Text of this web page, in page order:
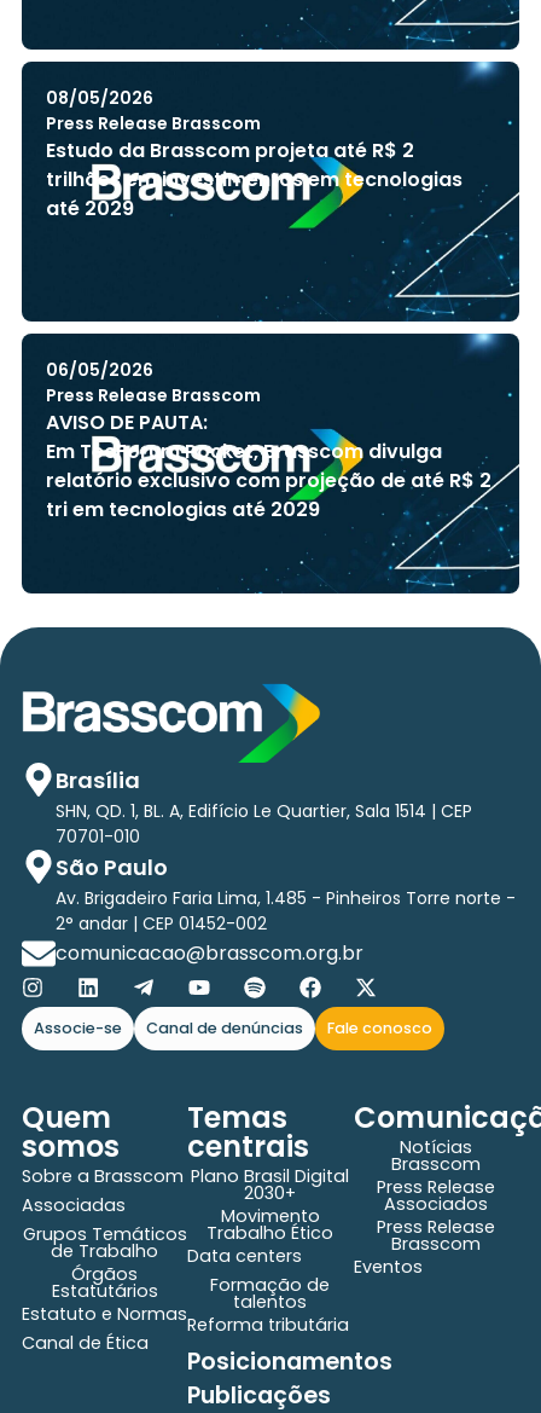
08/05/2026
Press Release Brasscom
Estudo da Brasscom projeta até R$ 2
trilhões em investimentos em tecnologias
até 2029
06/05/2026
Press Release Brasscom
AVISO DE PAUTA:
Em TecForum Pocket, Brasscom divulga
relatório exclusivo com projeção de até R$ 2
tri em tecnologias até 2029
Brasília
SHN, QD. 1, BL. A, Edifício Le Quartier, Sala 1514 | CEP
70701-010
São Paulo
Av. Brigadeiro Faria Lima, 1.485 - Pinheiros Torre norte -
2° andar | CEP 01452-002
comunicacao@brasscom.org.br
Associe-se Canal de denúncias Fale conosco
Quem
somos
Sobre a Brasscom
Associadas
Grupos Temáticos
de Trabalho
Órgãos
Estatutários
Estatuto e Normas
Canal de Ética
Temas
centrais
Plano Brasil Digital
2030+
Movimento
Trabalho Ético
Data centers
Formação de
talentos
Reforma tributária
Posicionamentos
Publicações
Notícias
Brasscom
Press Release
Associados
Press Release
Brasscom
Eventos